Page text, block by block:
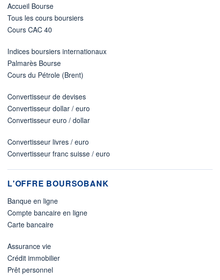
Accueil Bourse
Tous les cours boursiers
Cours CAC 40
Indices boursiers internationaux
Palmarès Bourse
Cours du Pétrole (Brent)
Convertisseur de devises
Convertisseur dollar / euro
Convertisseur euro / dollar
Convertisseur livres / euro
Convertisseur franc suisse / euro
L'OFFRE BOURSOBANK
Banque en ligne
Compte bancaire en ligne
Carte bancaire
Assurance vie
Crédit immobilier
Prêt personnel